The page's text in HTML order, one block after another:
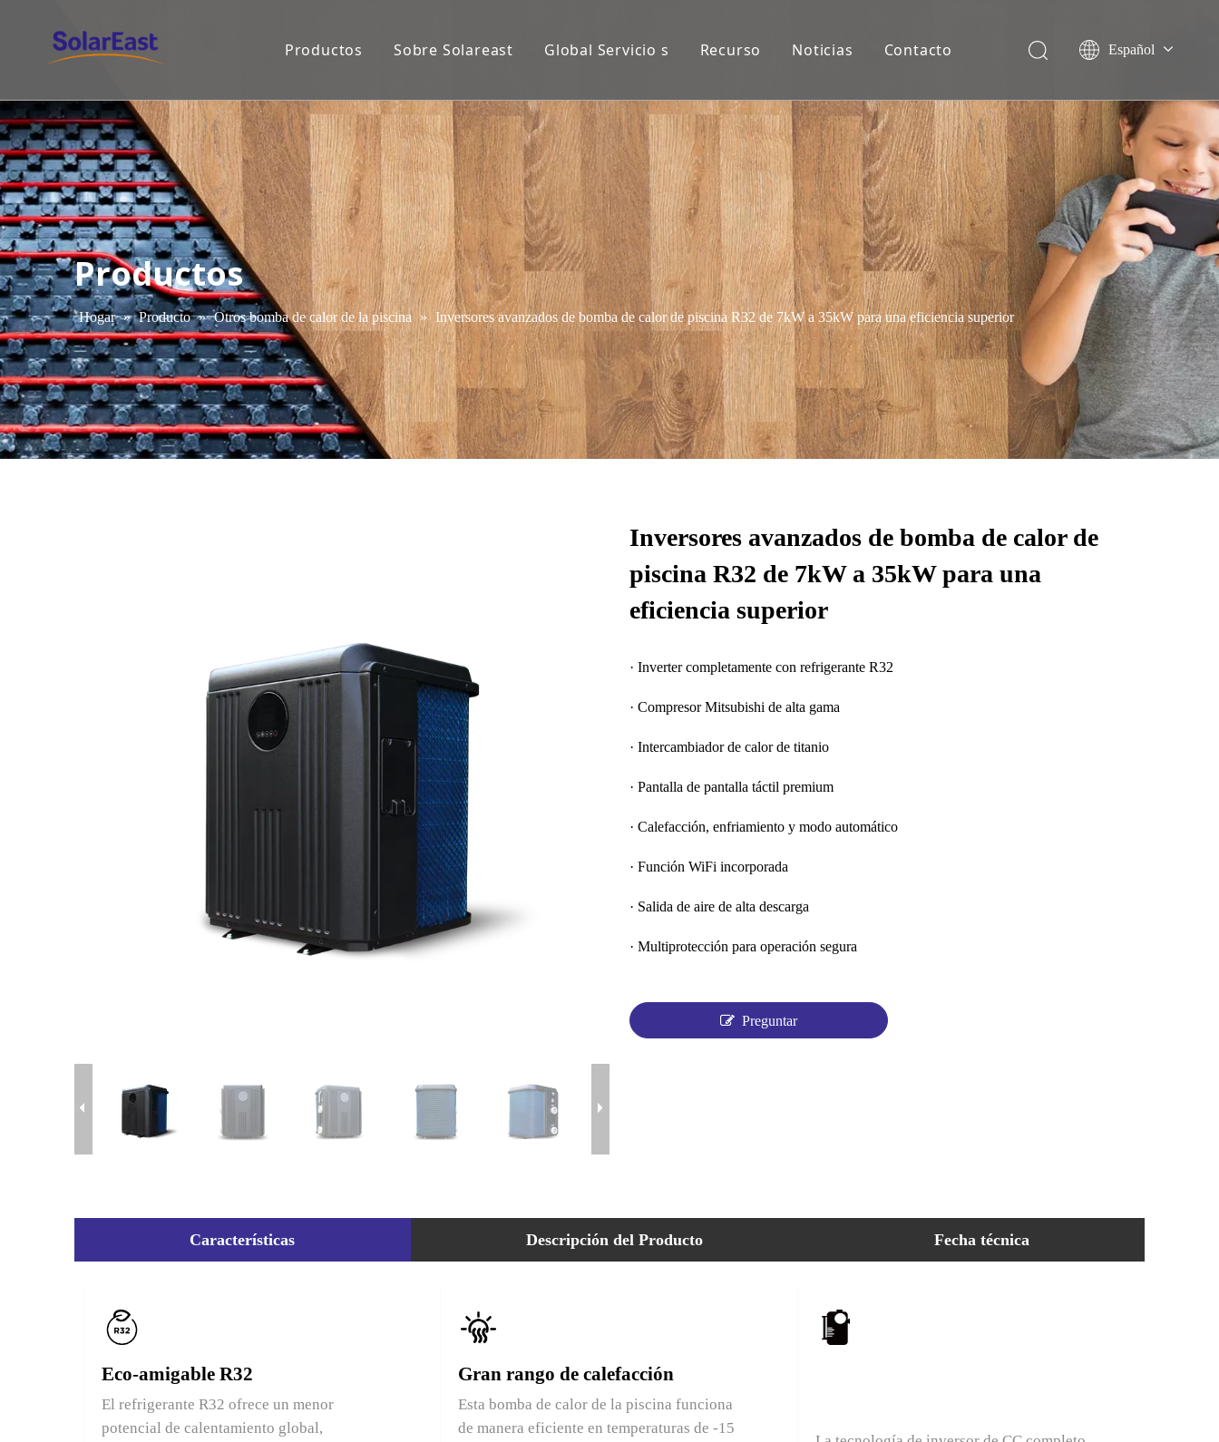
Productos Sobre Solareast Global Servicio s Recurso Noticias Contacto Español
Français
Deutsch
Italiano
Nederlands
Productos
Hogar » Producto » Otros bomba de calor de la piscina » Inversores avanzados de bomba de calor de piscina R32 de 7kW a 35kW para una eficiencia superior
Inversores avanzados de bomba de calor de
piscina R32 de 7kW a 35kW para una
eficiencia superior
· Inverter completamente con refrigerante R32
· Compresor Mitsubishi de alta gama
· Intercambiador de calor de titanio
· Pantalla de pantalla táctil premium
· Calefacción, enfriamiento y modo automático
· Función WiFi incorporada
· Salida de aire de alta descarga
· Multiprotección para operación segura
Preguntar
Características Descripción del Producto Fecha técnica
Eco-amigable R32
El refrigerante R32 ofrece un menor
potencial de calentamiento global,
Gran rango de calefacción
Esta bomba de calor de la piscina funciona
de manera eficiente en temperaturas de -15